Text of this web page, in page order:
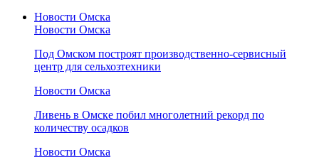
Новости Омска
Новости Омска
Под Омском построят производственно-сервисный
центр для сельхозтехники
Новости Омска
Ливень в Омске побил многолетний рекорд по
количеству осадков
Новости Омска